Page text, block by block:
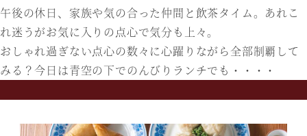
午後の休日、家族や気の合った仲間と飲茶タイム。あれこ
れ迷うがお気に入りの点心で気分も上々。
おしゃれ過ぎない点心の数々に心躍りながら全部制覇して
みる？今日は青空の下でのんびりランチでも・・・・